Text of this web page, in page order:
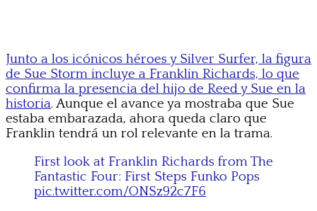
Junto a los icónicos héroes y Silver Surfer, la figura
de Sue Storm incluye a Franklin Richards, lo que
confirma la presencia del hijo de Reed y Sue en la
historia. Aunque el avance ya mostraba que Sue
estaba embarazada, ahora queda claro que
Franklin tendrá un rol relevante en la trama.
First look at Franklin Richards from The
Fantastic Four: First Steps Funko Pops
pic.twitter.com/ONSz92c7F6